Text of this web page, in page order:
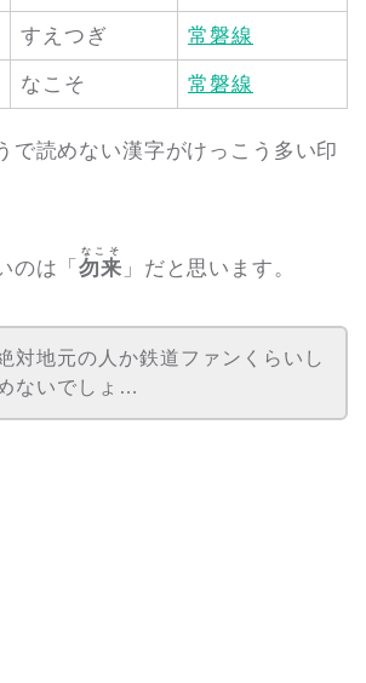
すえつぎ 常磐線
なこそ 常磐線
で読めない漢字がけっこう多い印
のは「勿来
なこそ
」だと思います。
対地元の人か鉄道ファンくらいし
ないでしょ…